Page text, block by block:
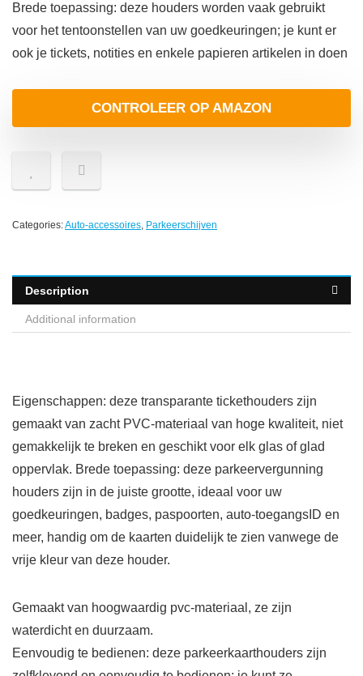
Brede toepassing: deze houders worden vaak gebruikt
voor het tentoonstellen van uw goedkeuringen; je kunt er
ook je tickets, notities en enkele papieren artikelen in doen
CONTROLEER OP AMAZON
Categories:Auto-accessoires, Parkeerschijven
Description
Additional information
Eigenschappen: deze transparante tickethouders zijn
gemaakt van zacht PVC-materiaal van hoge kwaliteit, niet
gemakkelijk te breken en geschikt voor elk glas of glad
oppervlak. Brede toepassing: deze parkeervergunning
houders zijn in de juiste grootte, ideaal voor uw
goedkeuringen, badges, paspoorten, auto-toegangsID en
meer, handig om de kaarten duidelijk te zien vanwege de
vrije kleur van deze houder.
Gemaakt van hoogwaardig pvc-materiaal, ze zijn
waterdicht en duurzaam.
Eenvoudig te bedienen: deze parkeerkaarthouders zijn